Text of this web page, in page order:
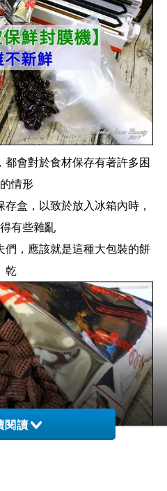
會對於食材保存有著許多困
情形
盒，以致於放入冰箱內時，
有些雜亂
們，應該就是這種大包裝的餅
乾
閱讀